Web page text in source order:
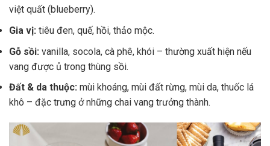
việt quất (blueberry).
Gia vị: tiêu đen, quế, hồi, thảo mộc.
Gỗ sồi: vanilla, socola, cà phê, khói – thường xuất hiện nếu
vang được ủ trong thùng sồi.
Đất & da thuộc: mùi khoáng, mùi đất rừng, mùi da, thuốc lá
khô – đặc trưng ở những chai vang trưởng thành.